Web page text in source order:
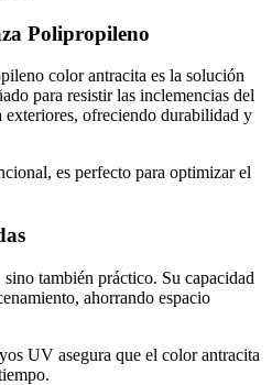
Polipropileno
color antracita es la solución
para resistir las inclemencias del
exteriores, ofreciendo durabilidad y
es perfecto para optimizar el
también práctico. Su capacidad
ahorrando espacio
UV asegura que el color antracita